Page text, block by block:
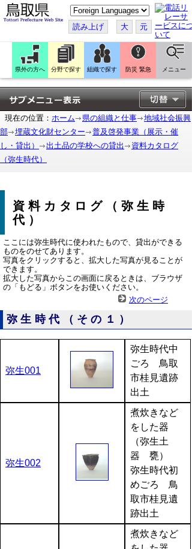
こ
の
ペ
ー
ジ
翻
訳
す
る
読み上げ 大 元
県外の方へ 分野で探す 組織で探す 防災 緊急 メニュー
現在の位置： ホーム 県の組織と仕事
地域社会振興
部
埋蔵文化財センター
普及啓発事業（展示・催
し・貸出）
出土品の学校への貸出
資料カタログ
（弥生時代）
資料カタログ（弥生時
代）
ここには弥生時代に使われたもので、貸出ができる
ものをのせてあります。
写真をクリックすると、拡大した写真が見ることが
できます。
拡大した写真からこの画面に戻るときは、ブラウザ
の「もどる」ボタンをお使いください。
次のページ
弥生時代（その１）
弥生001
弥生時代中
ごろ 鳥取
市桂見遺跡
出土
弥生002
煮炊きなど
をした器
（弥生土
器 甕）
弥生時代初
めごろ 鳥
取市桂見遺
跡出土
煮炊きなど